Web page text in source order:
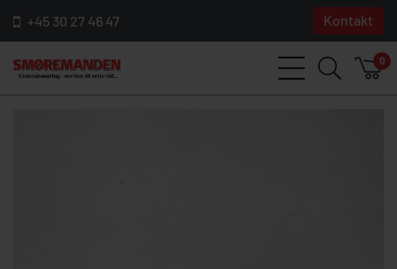
+45 30 27 46 47 Kontakt
0